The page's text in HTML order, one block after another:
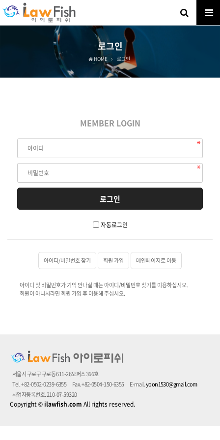
로그인
HOME 로그인
MEMBER LOGIN
자동로그인
아이디/비밀번호 찾기 회원 가입 메인페이지로 이동
아이디 및 비밀번호가 기억 안나실 때는 아이디/비밀번호 찾기를 이용하십시오.
회원이 아니시라면 회원 가입 후 이용해 주십시오.
서울시 구로구 구로동 611-26오퍼스 366호
Tel. +82-0502-0239-6355
Fax. +82-0504-150-6355 E-mail.yoon1530@gmail.com
사업자등록번호. 210-07-59320
Copyright©ilawfish.com All rights reserved.